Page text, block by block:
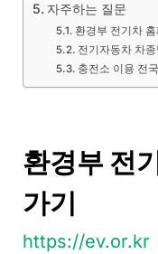
자주하는 질문
환경부 전기차
전기자동차 차
충전소 이용 전
환경부 전
가기
https://ev.or.kr